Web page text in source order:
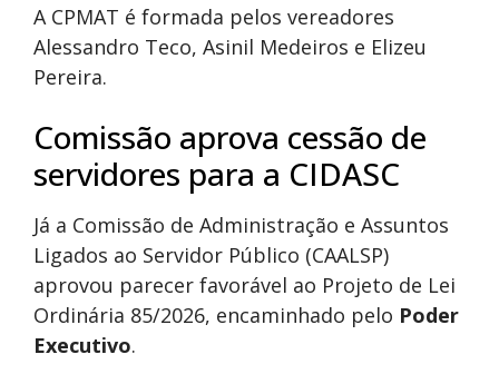
A CPMAT é formada pelos vereadores
Alessandro Teco, Asinil Medeiros e Elizeu
Pereira.
Comissão aprova cessão de
servidores para a CIDASC
Já a Comissão de Administração e Assuntos
Ligados ao Servidor Público (CAALSP)
aprovou parecer favorável ao Projeto de Lei
Ordinária 85/2026, encaminhado pelo Poder
Executivo.